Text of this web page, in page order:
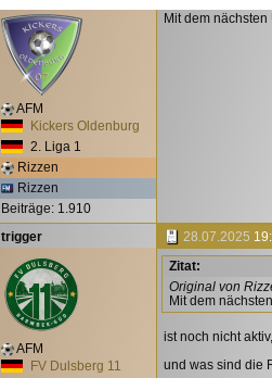
AFM
Kickers Oldenburg
2. Liga 1
Rizzen
Rizzen
Beiträge: 1.910
Mit dem
trigger
AFM
FV Dulsberg 11
28.07.2025
Zitat:
Original von
Mit dem
ist noch nicht
und was sind die